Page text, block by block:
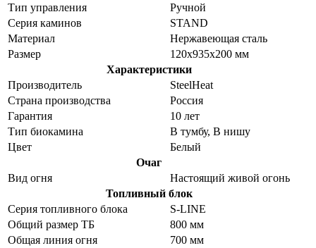
Тип управления
Ручной
Серия каминов
STAND
Материал
Нержавеющая сталь
Размер
120х935х200 мм
Характеристики
Производитель
SteelHeat
Страна производства
Россия
Гарантия
10 лет
Тип биокамина
В тумбу, В нишу
Цвет
Белый
Очаг
Вид огня
Настоящий живой огонь
Топливный блок
Серия топливного блока
S-LINE
Общий размер ТБ
800 мм
Общая линия огня
700 мм